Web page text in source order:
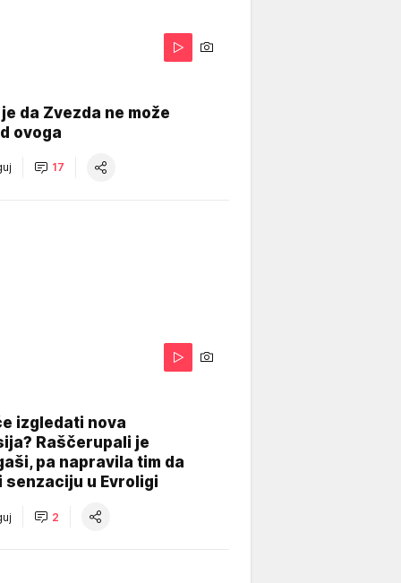
da Zvezda ne može
ovoga
17
izgledati nova
Raščerupali je
pa napravila tim da
senzaciju u Evroligi
2